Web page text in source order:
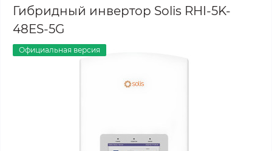
Гибридный инвертор Solis RHI-5K-
48ES-5G
Официальная версия